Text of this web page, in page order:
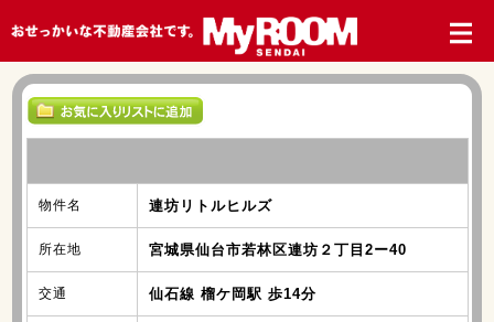
物件名 連坊リトルヒルズ
所在地 宮城県仙台市若林区連坊２丁目2ー40
交通 仙石線 榴ケ岡駅 歩14分